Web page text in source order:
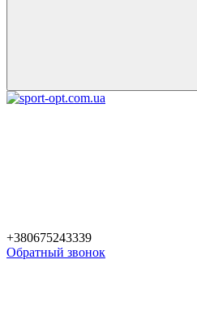
+380675243339
Обратный звонок